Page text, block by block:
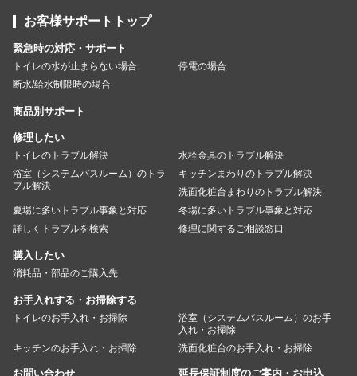
お客様サポートトップ
緊急時の対応・サポート
トイレの水が止まらない場合
停電の場合
断水/給水制限時の場合
商品別サポート
修理したい
トイレのトラブル解決
水栓金具のトラブル解決
浴室（システムバスルーム）のトラ
ブル解決
キッチンまわりのトラブル解決
洗面化粧台まわりのトラブル解決
夏場に多いトラブル事象と対応
冬場に多いトラブル事象と対応
詳しくトラブルを検索
修理に関するご相談窓口
購入したい
消耗品・部品のご購入先
お手入れする・お掃除する
トイレのお手入れ・お掃除
浴室（システムバスルーム）のお手
入れ・お掃除
キッチンのお手入れ・お掃除
洗面化粧台のお手入れ・お掃除
お問い合わせ 延長保証制度のご案内・お申込